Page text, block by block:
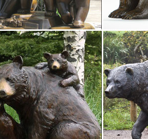
06.12.2017.Собака – символ 2018 года.
занял достойное место и в
Райские подарки!Успейте купить
Доставим Ваш заказ за 2 дня всего за 450
купить…
выбор сувенирных собачек – символ 2018
фабриками. При изготовлении статуэток